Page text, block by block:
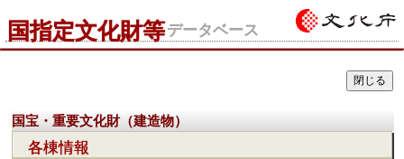
国指定文化財等データベース
国宝・重要文化財（建造物）
各棟情報